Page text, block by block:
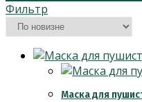
Фильтр
Маска для